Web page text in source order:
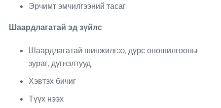
Эрчимт эмчилгээний тасаг
Шаардлагатай эд зүйлс
Шаардлагатай шинжилгээ, дүрс оношилгооны
зураг, дүгнэлтууд
Хэвтэх бичиг
Түүх нээх